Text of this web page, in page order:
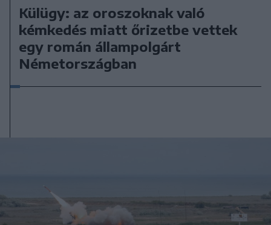
Külügy: az oroszoknak való
kémkedés miatt őrizetbe vettek
egy román állampolgárt
Németországban